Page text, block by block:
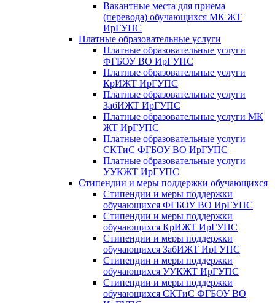
Вакантные места для приема
(перевода) обучающихся МК ЖТ
ИрГУПС
Платные образовательные услуги
Платные образовательные услуги
ФГБОУ ВО ИрГУПС
Платные образовательные услуги
КрИЖТ ИрГУПС
Платные образовательные услуги
ЗабИЖТ ИрГУПС
Платные образовательные услуги МК
ЖТ ИрГУПС
Платные образовательные услуги
СКТиС ФГБОУ ВО ИрГУПС
Платные образовательные услуги
УУКЖТ ИрГУПС
Стипендии и меры поддержки обучающихся
Стипендии и меры поддержки
обучающихся ФГБОУ ВО ИрГУПС
Стипендии и меры поддержки
обучающихся КрИЖТ ИрГУПС
Стипендии и меры поддержки
обучающихся ЗабИЖТ ИрГУПС
Стипендии и меры поддержки
обучающихся УУКЖТ ИрГУПС
Стипендии и меры поддержки
обучающихся СКТиС ФГБОУ ВО